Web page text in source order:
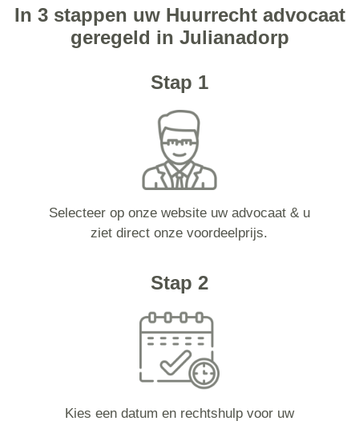
In 3 stappen uw Huurrecht advocaat
geregeld in Julianadorp
Stap 1
Selecteer op onze website uw advocaat & u
ziet direct onze voordeelprijs.
Stap 2
Kies een datum en rechtshulp voor uw